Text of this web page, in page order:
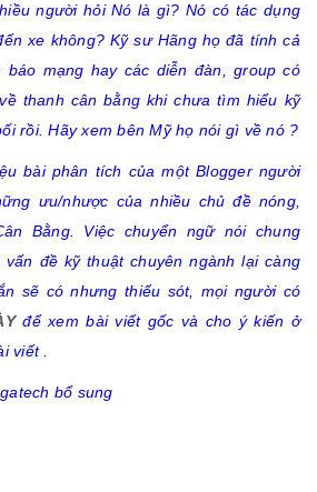
người hỏi Nó là gì? Nó có tác dụng
xe không? Kỹ sư Hãng họ đã tính cả
mạng hay các diễn đàn, group có
thanh cân bằng khi chưa tìm hiểu kỹ
rồi. Hãy xem bên Mỹ họ nói gì về nó ?
bài phân tích của một Blogger người
ưu/nhược của nhiều chủ đề nóng,
Bằng. Việc chuyển ngữ nói chung
đề kỹ thuật chuyên ngành lại càng
sẽ có nhưng thiếu sót, mọi người có
để xem bài viết gốc và cho ý kiến ở
viết .
bổ sung